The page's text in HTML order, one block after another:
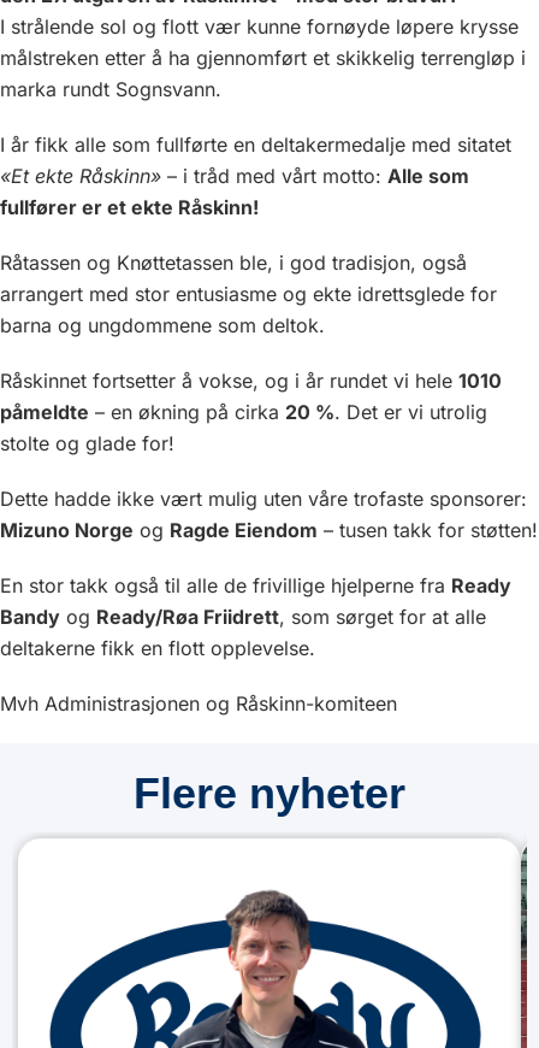
I strålende sol og flott vær kunne fornøyde løpere krysse
målstreken etter å ha gjennomført et skikkelig terrengløp i
marka rundt Sognsvann.
I år fikk alle som fullførte en deltakermedalje med sitatet
«Et ekte Råskinn» – i tråd med vårt motto: Alle som
fullfører er et ekte Råskinn!
Råtassen og Knøttetassen ble, i god tradisjon, også
arrangert med stor entusiasme og ekte idrettsglede for
barna og ungdommene som deltok.
Råskinnet fortsetter å vokse, og i år rundet vi hele 1010
påmeldte – en økning på cirka 20 %. Det er vi utrolig
stolte og glade for!
Dette hadde ikke vært mulig uten våre trofaste sponsorer:
Mizuno Norge og Ragde Eiendom – tusen takk for støtten!
En stor takk også til alle de frivillige hjelperne fra Ready
Bandy og Ready/Røa Friidrett, som sørget for at alle
deltakerne fikk en flott opplevelse.
Mvh Administrasjonen og Råskinn-komiteen
Flere nyheter